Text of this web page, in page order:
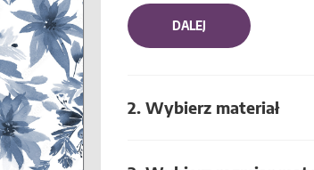
DALEJ
2. Wybierz materiał